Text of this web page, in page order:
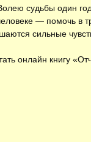
судьбы один
— помочь в
сильные
онлайн книгу